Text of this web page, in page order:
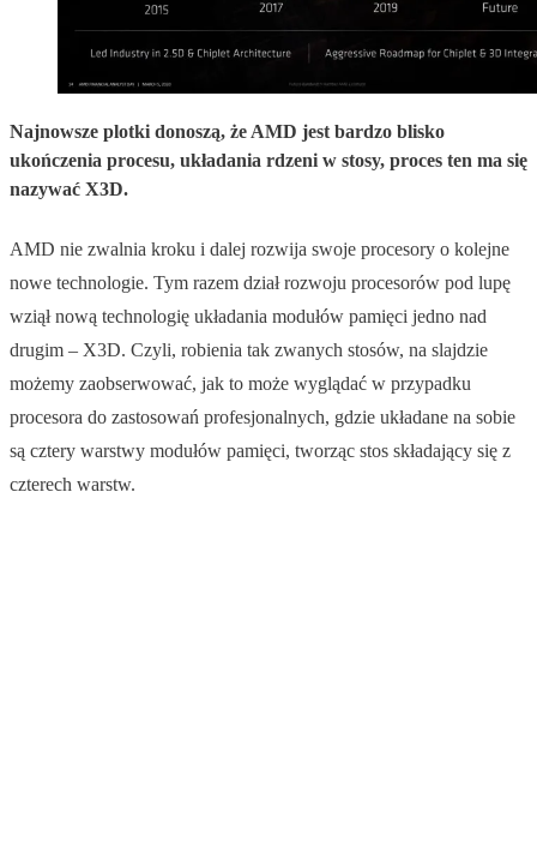
Najnowsze plotki donoszą, że AMD jest bardzo blisko
ukończenia procesu, układania rdzeni w stosy, proces ten ma się
nazywać X3D.
AMD nie zwalnia kroku i dalej rozwija swoje procesory o kolejne
nowe technologie. Tym razem dział rozwoju procesorów pod lupę
wziął nową technologię układania modułów pamięci jedno nad
drugim – X3D. Czyli, robienia tak zwanych stosów, na slajdzie
możemy zaobserwować, jak to może wyglądać w przypadku
procesora do zastosowań profesjonalnych, gdzie układane na sobie
są cztery warstwy modułów pamięci, tworząc stos składający się z
czterech warstw.